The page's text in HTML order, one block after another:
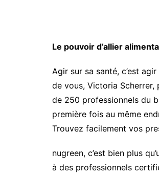
Le pouvoir d’allier
Agir sur sa santé, c’est
de vous, Victoria Scherrer,
de 250 professionnels du
première fois au même
Trouvez facilement vos
nugreen, c’est bien plus
à des professionnels